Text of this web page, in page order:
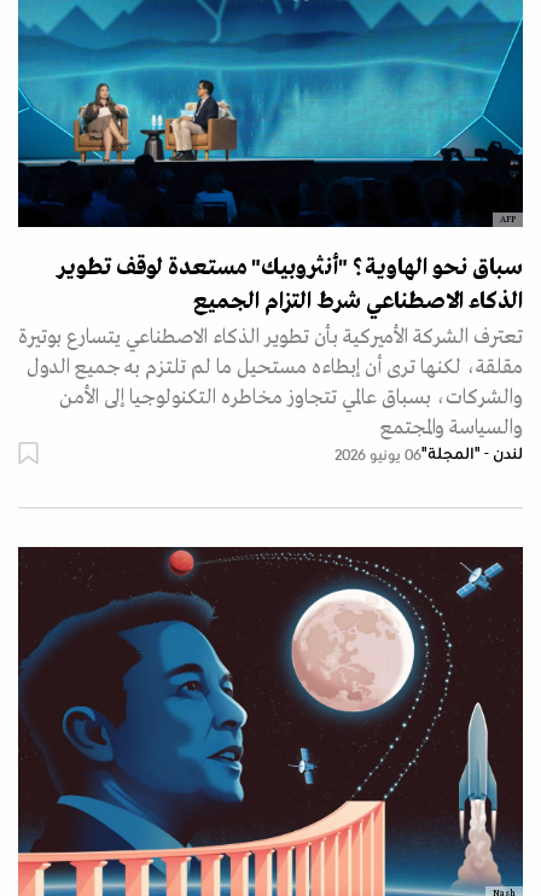
AFP
سباق نحو الهاوية؟ "أنثروبيك" مستعدة لوقف تطوير
الذكاء الاصطناعي شرط التزام الجميع
تعترف الشركة الأميركية بأن تطوير الذكاء الاصطناعي يتسارع بوتيرة
مقلقة، لكنها ترى أن إبطاءه مستحيل ما لم تلتزم به جميع الدول
والشركات، بسباق عالمي تتجاوز مخاطره التكنولوجيا إلى الأمن
والسياسة والمجتمع
لندن - "المجلة"06 يونيو 2026
Nash